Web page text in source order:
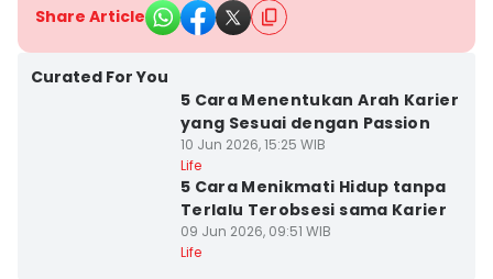
Share Article
Curated For You
5 Cara Menentukan Arah Karier
yang Sesuai dengan Passion
10 Jun 2026, 15:25 WIB
Life
5 Cara Menikmati Hidup tanpa
Terlalu Terobsesi sama Karier
09 Jun 2026, 09:51 WIB
Life